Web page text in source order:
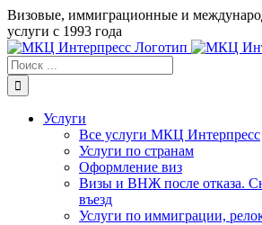
Skip
to
content
Визовые, иммиграционные и
услуги с 1993 года
Результат
поиска:
Услуги
Все услуги МКЦ Интерпресс
Услуги по странам
Оформление виз
Визы и ВНЖ после отказа.
въезд
Услуги по иммиграции,